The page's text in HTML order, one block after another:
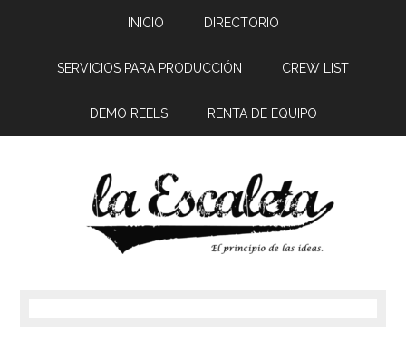
INICIO DIRECTORIO
SERVICIOS PARA PRODUCCIÓN CREW LIST
DEMO REELS RENTA DE EQUIPO